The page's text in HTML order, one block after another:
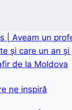
ne inspiră